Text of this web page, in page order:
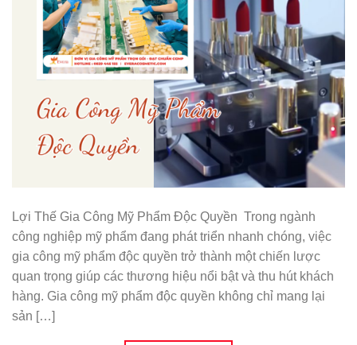
Lợi Thế Gia Công Mỹ Phẩm Độc Quyền Trong ngành
công nghiệp mỹ phẩm đang phát triển nhanh chóng, việc
gia công mỹ phẩm độc quyền trở thành một chiến lược
quan trọng giúp các thương hiệu nổi bật và thu hút khách
hàng. Gia công mỹ phẩm độc quyền không chỉ mang lại
sản […]